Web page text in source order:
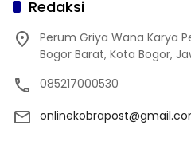
Redaksi
Perum Griya Wana Karya
Bogor Barat, Kota Bogor,
085217000530